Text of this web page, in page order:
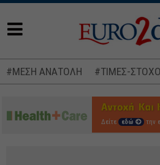
#ΜΕΣΗ ΑΝΑΤΟΛΗ #ΤΙΜΕΣ-
Δείτε εδώ την